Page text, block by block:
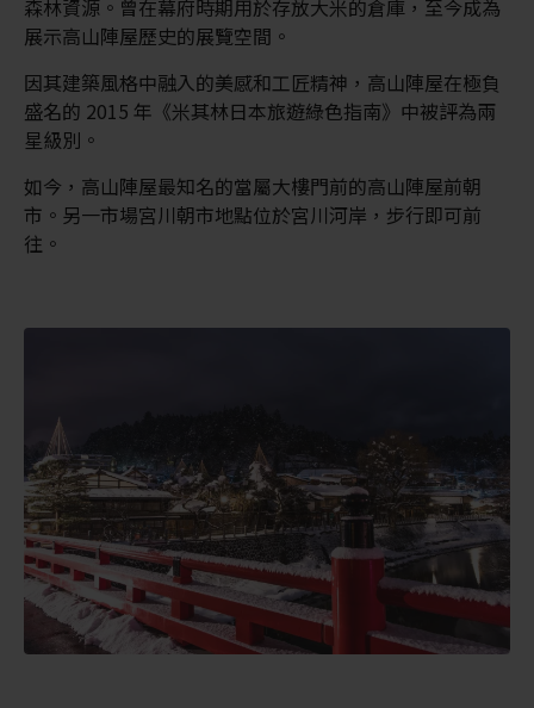
森林資源。曾在幕府時期用於存放大米的倉庫，至今成為
展示高山陣屋歷史的展覽空間。
因其建築風格中融入的美感和工匠精神，高山陣屋在極負
盛名的 2015 年《米其林日本旅遊綠色指南》中被評為兩
星級別。
如今，高山陣屋最知名的當屬大樓門前的高山陣屋前朝
市。另一市場宮川朝市地點位於宮川河岸，步行即可前
往。